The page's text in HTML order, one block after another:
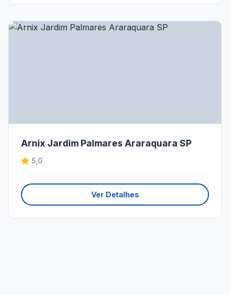
Arnix Jardim Palmares Araraquara SP
5,0
Ver Detalhes